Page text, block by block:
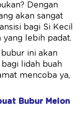
Dengan
akan sangat
bagi Si Kecil
yang lebih padat.
ini akan
lidah buah
mencoba ya,
Bubur Melon